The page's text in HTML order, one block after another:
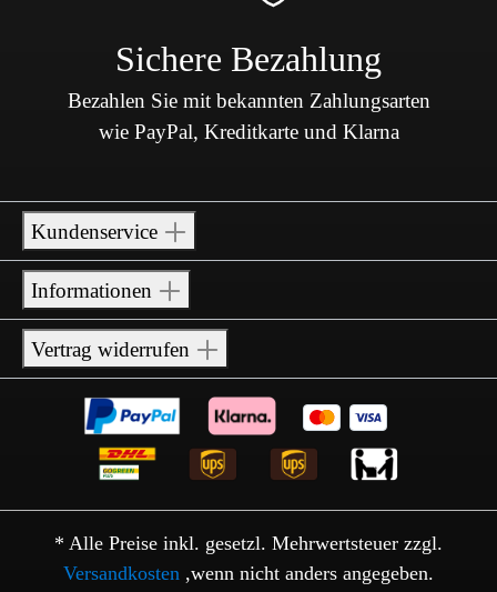
Sichere Bezahlung
Bezahlen Sie mit bekannten Zahlungsarten
wie PayPal, Kreditkarte und Klarna
Kundenservice
Informationen
Vertrag widerrufen
* Alle Preise inkl. gesetzl. Mehrwertsteuer zzgl.
Versandkosten ,wenn nicht anders angegeben.